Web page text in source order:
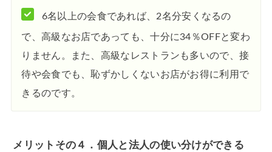
6名以上の会食であれば、2名分安くなるの
で、高級なお店であっても、十分に34％OFFと変わ
りません。また、高級なレストランも多いので、接
待や会食でも、恥ずかしくないお店がお得に利用で
きるのです。
メリットその４．個人と法人の使い分けができる